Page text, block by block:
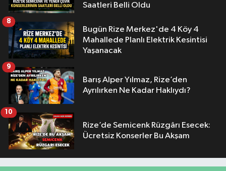
Saatleri Belli Oldu
Bugün Rize Merkez'de 4 Köy 4
Mahallede Planlı Elektrik Kesintisi
Yaşanacak
8
Barış Alper Yılmaz, Rize’den
Ayrılırken Ne Kadar Haklıydı?
9
Rize’de Semicenk Rüzgârı Esecek:
Ücretsiz Konserler Bu Akşam
10